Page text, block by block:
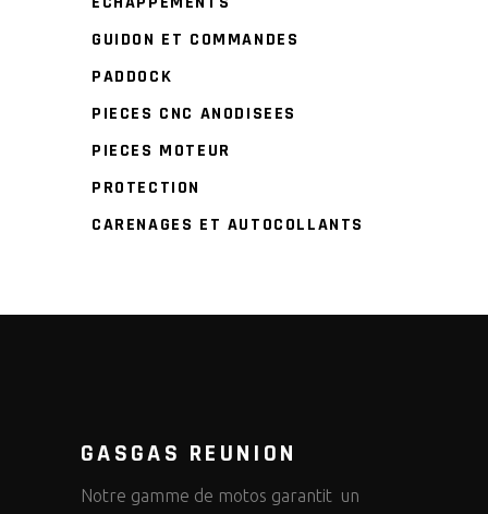
GUIDON ET COMMANDES
PADDOCK
PIECES CNC ANODISEES
PIECES MOTEUR
PROTECTION
CARENAGES ET AUTOCOLLANTS
GASGAS REUNION
Notre gamme de motos garantit un